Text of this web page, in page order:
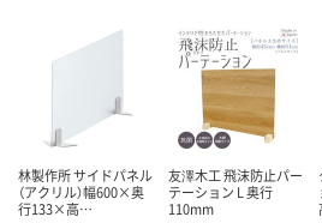
林製作所 サイドパネル
（アクリル）幅600×奥
行133×高…
友澤木工 飛沫防止パー
テーション L 奥行
110mm